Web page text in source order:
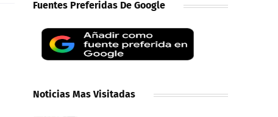
Fuentes Preferidas De Google
Noticias Mas Visitadas